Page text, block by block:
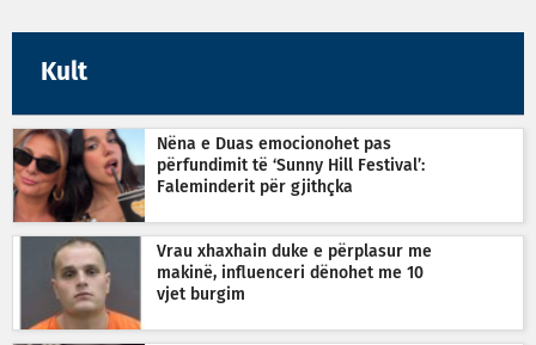
Kult
Nëna e Duas emocionohet pas
përfundimit të ‘Sunny Hill Festival’:
Faleminderit për gjithçka
Vrau xhaxhain duke e përplasur me
makinë, influenceri dënohet me 10
vjet burgim